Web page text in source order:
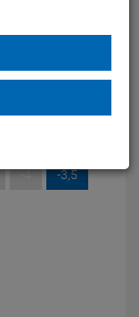
Lens eine
-4 -3,5